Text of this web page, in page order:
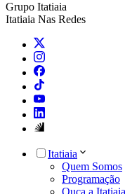
Grupo Itatiaia
Itatiaia Nas Redes
Itatiaia
Quem Somos
Programação
Ouça a Itatiaia